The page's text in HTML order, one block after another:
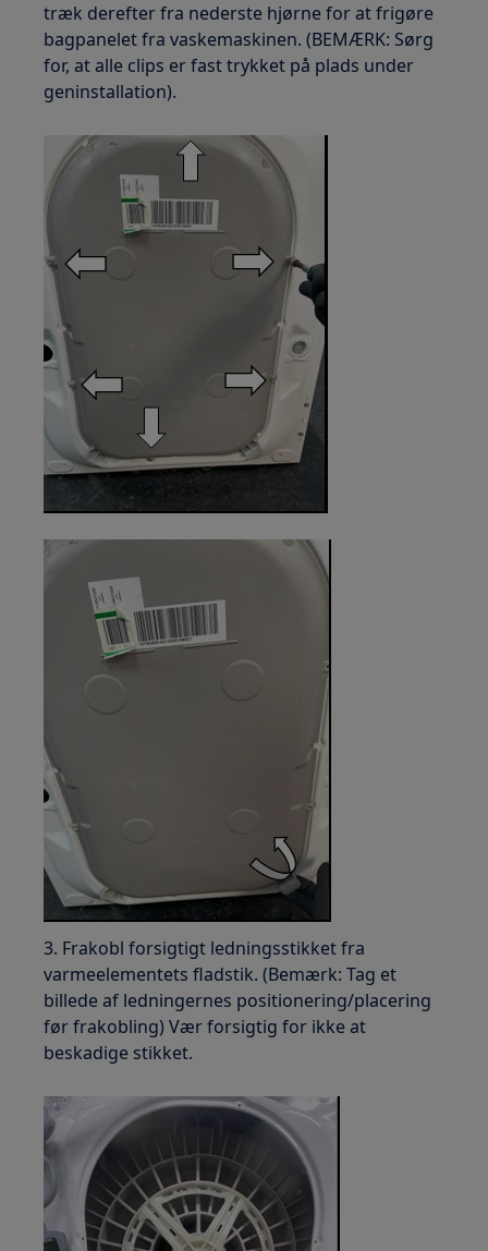
træk derefter fra nederste hjørne for at frigøre
bagpanelet fra vaskemaskinen. (BEMÆRK: Sørg
for, at alle clips er fast trykket på plads under
geninstallation).
3. Frakobl forsigtigt ledningsstikket fra
varmeelementets fladstik. (Bemærk: Tag et
billede af ledningernes positionering/placering
før frakobling) Vær forsigtig for ikke at
beskadige stikket.